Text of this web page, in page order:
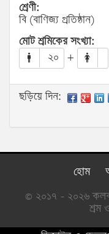
শ্রেণী:
বি (বাণিজ্য প্রতিষ্ঠান)
মোট শ্রমিকের সংখ্যা:
২০
+
ছড়িয়ে দিন:
হোম
© ২০১৭ - ২০২৬
শ্রম